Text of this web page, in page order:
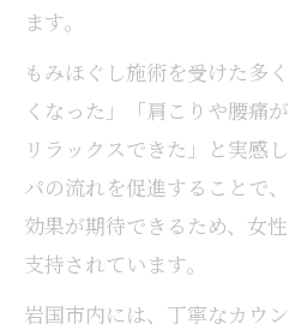
ます。
もみほぐし施術を受けた多
くなった」「肩こりや腰痛
リラックスできた」と実感
パの流れを促進することで
効果が期待できるため、女
支持されています。
岩国市内には、丁寧なカウ